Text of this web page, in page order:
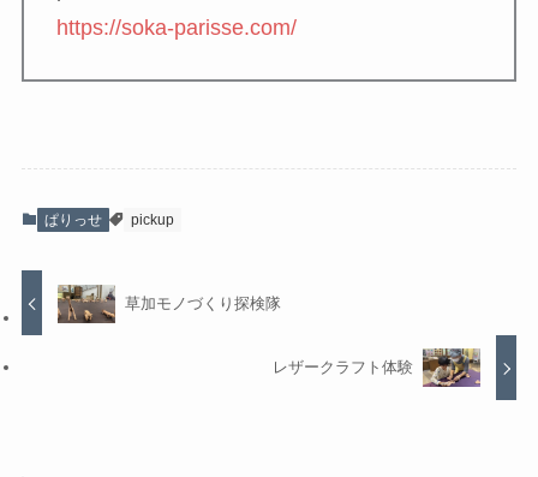
https://soka-parisse.com/
ぱりっせ pickup
草加モノづくり探検隊
レザークラフト体験